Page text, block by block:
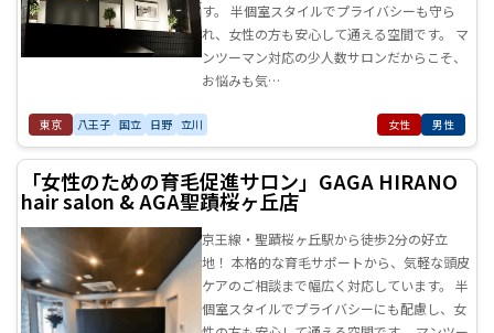
す。 半個室スタイルでプライバシーも守ら
れ、女性の方も安心して通える空間です。 マ
ンツーマン対応の少人数サロンだからこそ、
お悩みも気…
東京 八王子 国立 日野 立川 女性 男性
「女性のための​育毛促進サロン」GAGA HIRANO
hair salon & AGA聖蹟桜ヶ丘店
京王線・聖蹟桜ヶ丘駅から徒歩2分の好立
地！ 本格的な育毛サポートから、気軽な頭皮
ケアのご相談まで幅広く対応しています。 半
個室スタイルでプライバシーにも配慮し、女